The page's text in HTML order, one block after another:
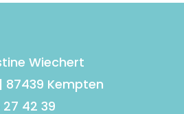
Wiechert
Kempten
42 39